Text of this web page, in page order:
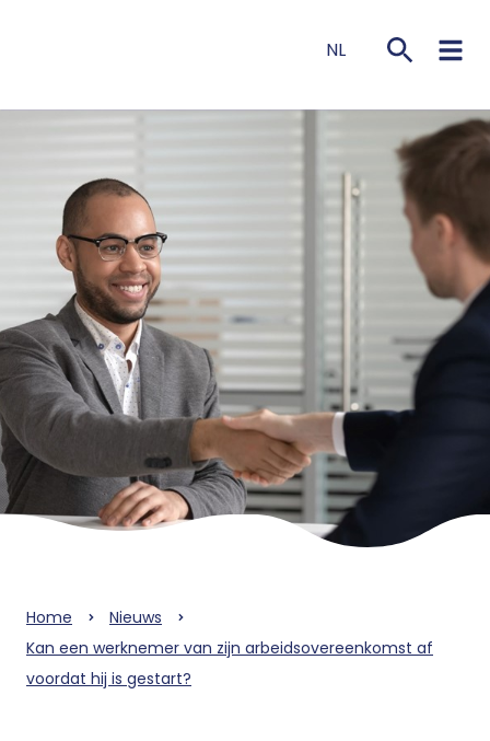
NL
Home
Nieuws
Kan een werknemer van zijn arbeidsovereenkomst af
voordat hij is gestart?